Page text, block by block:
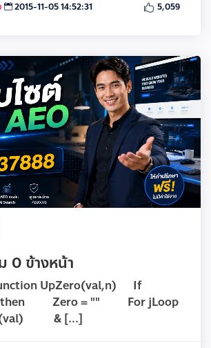
2015-11-05 14:52:31 5,059
0 ข้างหน้า
UpZero(val,n) If
n then Zero = "" For jLoop
& [...]